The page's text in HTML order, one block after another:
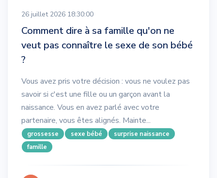
26 juillet 2026 18:30:00
Comment dire à sa famille qu'on ne
veut pas connaître le sexe de son bébé
?
Vous avez pris votre décision : vous ne voulez pas
savoir si c'est une fille ou un garçon avant la
naissance. Vous en avez parlé avec votre
partenaire, vous êtes alignés. Mainte...
grossesse sexe bébé
surprise naissance
famille